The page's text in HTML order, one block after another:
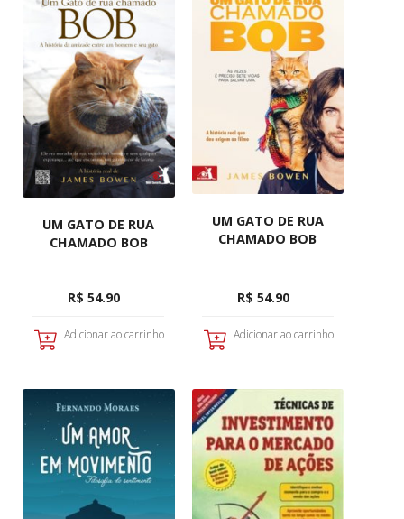
UM GATO DE RUA
CHAMADO BOB
R$ 54.90
Adicionar ao carrinho
UM GATO DE RUA
CHAMADO BOB
R$ 54.90
Adicionar ao carrinho